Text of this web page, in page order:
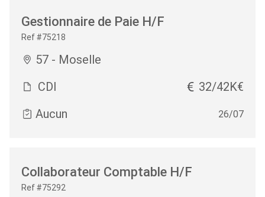
Gestionnaire de Paie H/F
Ref #75218
57 - Moselle
CDI
32/42K€
Aucun
26/07
Collaborateur Comptable H/F
Ref #75292